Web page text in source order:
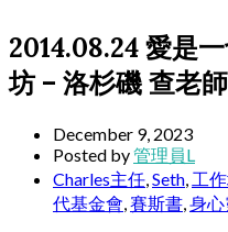
2014.08.24 愛是
坊 – 洛杉磯 查老師
December 9, 2023
Posted by管理員L
Charles主任,Seth, 工
代基金會,賽斯書,身心